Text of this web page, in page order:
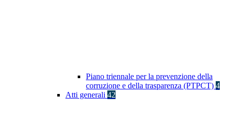
Piano triennale per la prevenzione della
corruzione e della trasparenza (PTPCT) 4
Atti generali 42